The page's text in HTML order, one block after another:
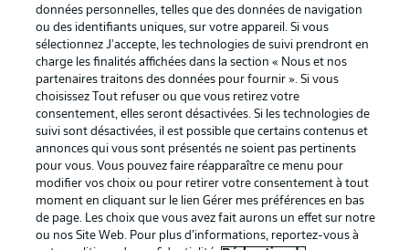
La publicité Conditions d’utilisation des
services
Mentions Légales Gérer mes préférences
Déclaration de
confidentialité
Diffuseurs
Travaux Contact
Joueurs
données personnelles, telles que des données de navigation
ou des identifiants uniques, sur votre appareil. Si vous
sélectionnez J'accepte, les technologies de suivi prendront en
charge les finalités affichées dans la section « Nous et nos
partenaires traitons des données pour fournir ». Si vous
choisissez Tout refuser ou que vous retirez votre
consentement, elles seront désactivées. Si les technologies de
suivi sont désactivées, il est possible que certains contenus et
annonces qui vous sont présentés ne soient pas pertinents
pour vous. Vous pouvez faire réapparaître ce menu pour
modifier vos choix ou pour retirer votre consentement à tout
moment en cliquant sur le lien Gérer mes préférences en bas
de page. Les choix que vous avez fait aurons un effet sur notre
ou nos Site Web. Pour plus d’informations, reportez-vous à